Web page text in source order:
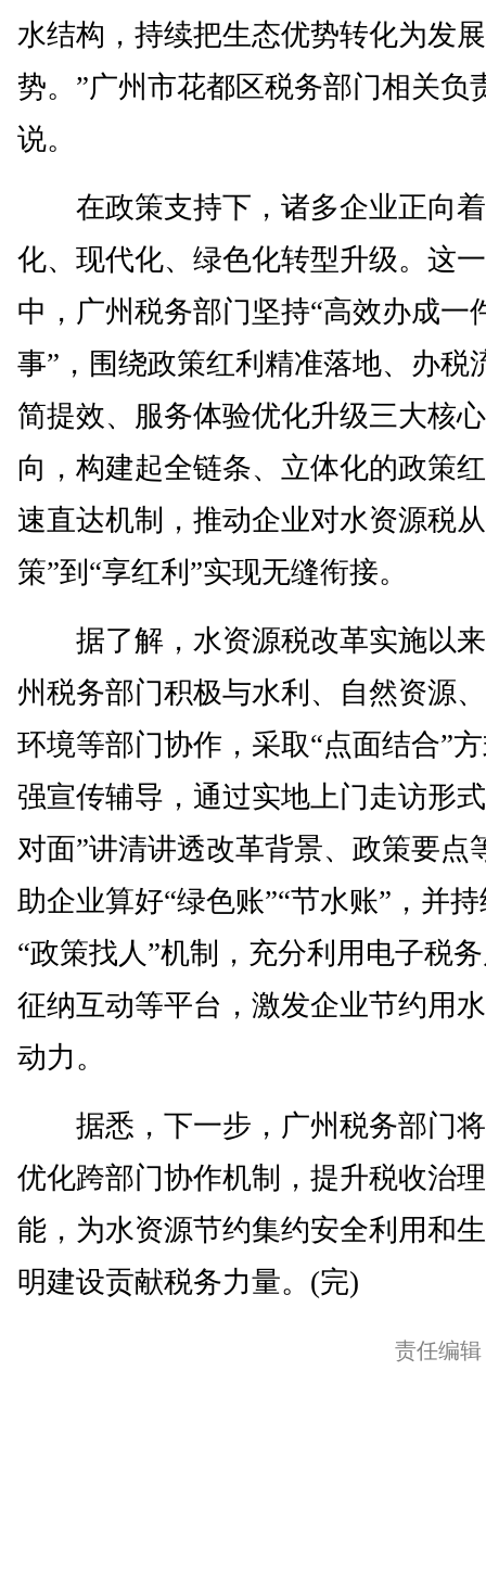
水结构，持续把生态优势转化为发
势。”广州市花都区税务部门相关负
说。
在政策支持下，诸多企业正向
化、现代化、绿色化转型升级。这
中，广州税务部门坚持“高效办成一
事”，围绕政策红利精准落地、办税
简提效、服务体验优化升级三大核
向，构建起全链条、立体化的政策
速直达机制，推动企业对水资源税
策”到“享红利”实现无缝衔接。
据了解，水资源税改革实施以
州税务部门积极与水利、自然资源
环境等部门协作，采取“点面结合”
强宣传辅导，通过实地上门走访形
对面”讲清讲透改革背景、政策要点
助企业算好“绿色账”“节水账”，并
“政策找人”机制，充分利用电子税
征纳互动等平台，激发企业节约用
动力。
据悉，下一步，广州税务部门
优化跨部门协作机制，提升税收治
能，为水资源节约集约安全利用和
明建设贡献税务力量。(完)
责任编